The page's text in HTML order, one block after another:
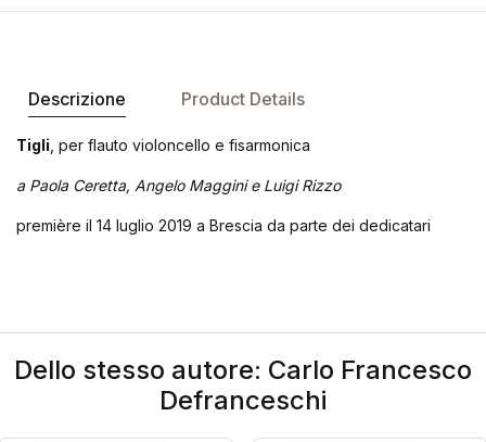
Descrizione Product Details
Tigli, per flauto violoncello e fisarmonica
a Paola Ceretta, Angelo Maggini e Luigi Rizzo
première il 14 luglio 2019 a Brescia da parte dei dedicatari
Dello stesso autore: Carlo Francesco
Defranceschi